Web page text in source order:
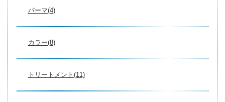
パーマ(4)
カラー(8)
トリートメント(11)